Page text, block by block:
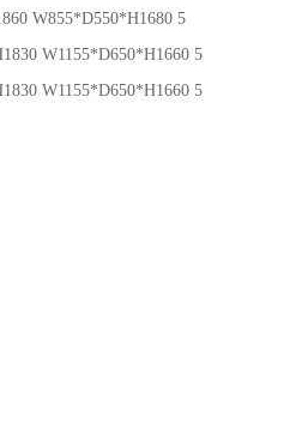
W855*D550*H1680 5
W1155*D650*H1660 5
W1155*D650*H1660 5